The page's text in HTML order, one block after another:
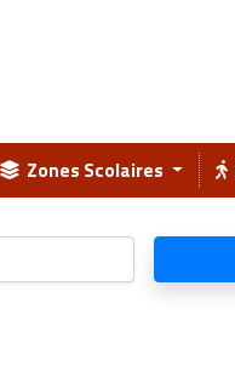
Zones Scolaires